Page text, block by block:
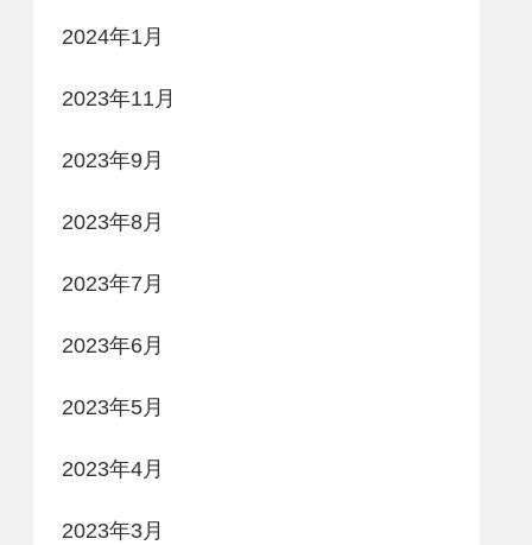
2024年1月
2023年11月
2023年9月
2023年8月
2023年7月
2023年6月
2023年5月
2023年4月
2023年3月